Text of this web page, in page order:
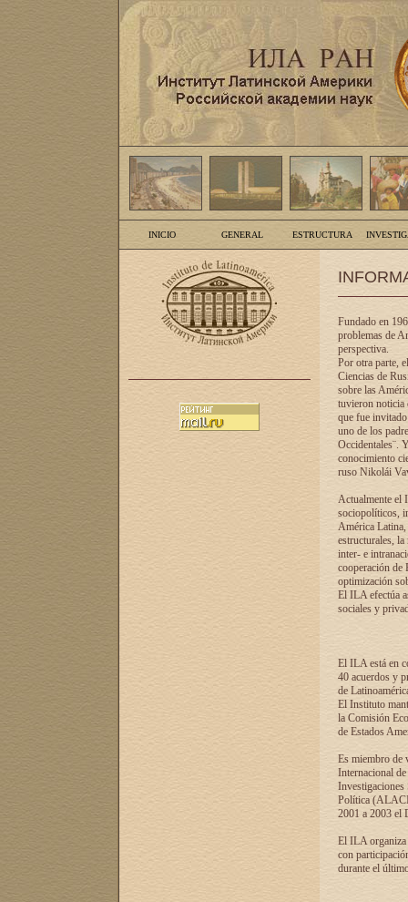
INICIO GENERAL ESTRUCTURA
Fundado en
problemas de
perspectiva.
Por otra parte,
Ciencias de
sobre las
tuvieron noticia
que fue
uno de los
Occidentales¨.
conocimiento
ruso Nikolái
Actualmente el
sociopolíticos,
América Latina,
estructurales,
inter- e
cooperación de
optimización
El ILA efectúa
sociales y
El ILA está en
40 acuerdos y
de
El Instituto
la Comisión
de Estados
Es miembro de
Internacional
Investigaciones
Política
2001 a 2003 el
El ILA organiza
con
durante el